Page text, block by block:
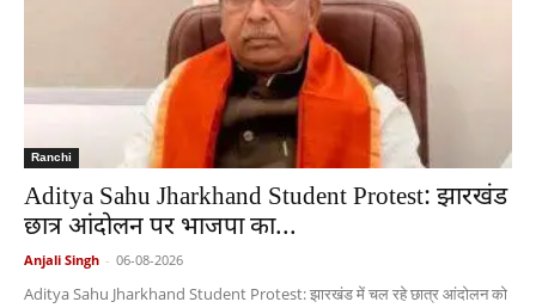
Ranchi
Aditya Sahu Jharkhand Student Protest: झारखंड
छात्र आंदोलन पर भाजपा का...
Anjali Singh - 06-08-2026
Aditya Sahu Jharkhand Student Protest: झारखंड में चल रहे छात्र आंदोलन को